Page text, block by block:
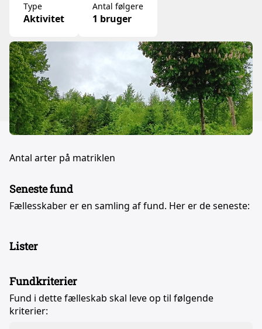
Type
Aktivitet
Antal følgere
1 bruger
Antal arter på matriklen
Seneste fund
Fællesskaber er en samling af fund. Her er de seneste:
Lister
Fundkriterier
Fund i dette fælleskab skal leve op til følgende
kriterier: